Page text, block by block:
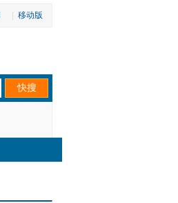
移动版